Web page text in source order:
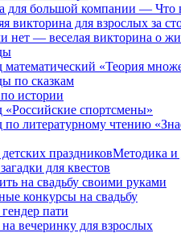
для большой компании — Что
викторина для взрослых за
нет — веселая викторина о
математический «Теория
по сказкам
истории
«Российские спортсмены»
по литературному чтению
праздниковМетодика и
для квестов
на свадьбу своими руками
конкурсы на свадьбу
пати
вечеринку для взрослых